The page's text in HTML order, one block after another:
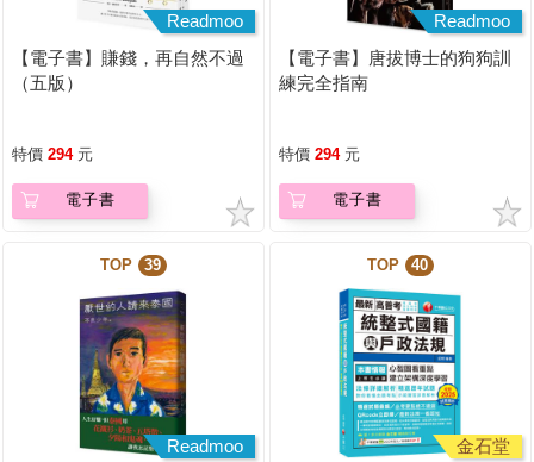
Readmoo
【電子書】賺錢，再自然不過
（五版）
特價 294 元
電子書
Readmoo
【電子書】唐拔博士的狗狗訓
練完全指南
特價 294 元
電子書
TOP 39
Readmoo
TOP 40
金石堂